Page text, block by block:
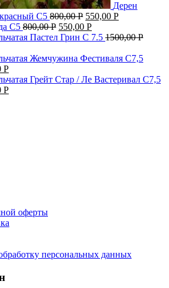
Дерен
С5 800,00Р 550,00 Р
С5 800,00Р 550,00 Р
Пастел Грин C 7.5 1500,00Р
Жемчужина Фестиваля С7,5
Р
Грейт Стар / Ле Вастеривал С7,5
Р
оферты
персональных данных